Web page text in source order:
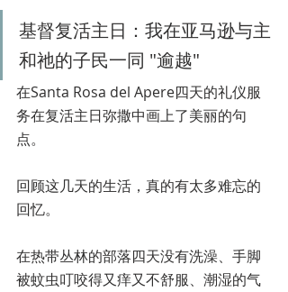
基督复活主日：我在亚马逊与主
和祂的子民一同 "逾越"
在Santa Rosa del Apere四天的礼仪服
务在复活主日弥撒中画上了美丽的句
点。
回顾这几天的生活，真的有太多难忘的
回忆。
在热带丛林的部落四天没有洗澡、手脚
被蚊虫叮咬得又痒又不舒服、潮湿的气